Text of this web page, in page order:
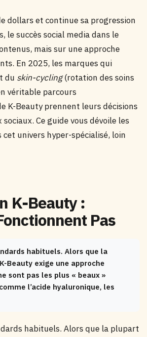
dollars et continue sa progression
le succès social media dans le
mais sur une approche
En 2025, les marques qui
du skin-cycling(rotation des soins
véritable parcours
K-Beauty prennent leurs décisions
Ce guide vous dévoile les
univers hyper-spécialisé, loin
K-Beauty :
Pas
habituels. Alors que la
Beauty exige une approche
sont pas les plus « beaux »
l’acide hyaluronique, les
habituels. Alors que la plupart